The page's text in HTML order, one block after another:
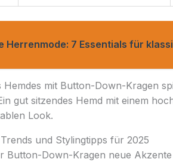
Herrenmode: 7 Essentials für
Hemdes mit Button-Down-Kragen
gut sitzendes Hemd mit einem
Look.
und Stylingtipps für 2025
Button-Down-Kragen neue